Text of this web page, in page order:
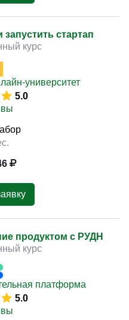
запустить стартап
курс
университет
5.0
продуктом с РУДН
курс
платформа
5.0